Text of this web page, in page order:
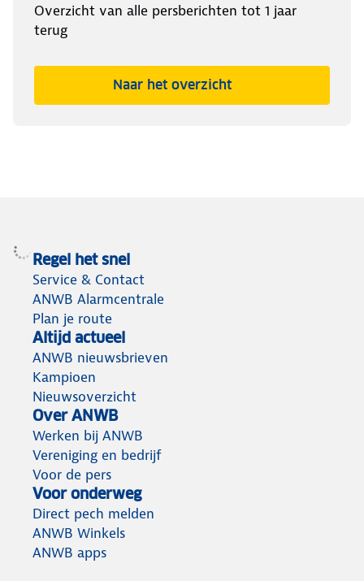
Overzicht van alle persberichten tot 1 jaar
terug
Naar het overzicht
Regel het snel
Service & Contact
ANWB Alarmcentrale
Plan je route
Altijd actueel
ANWB nieuwsbrieven
Kampioen
Nieuwsoverzicht
Over ANWB
Werken bij ANWB
Vereniging en bedrijf
Voor de pers
Voor onderweg
Direct pech melden
ANWB Winkels
ANWB apps